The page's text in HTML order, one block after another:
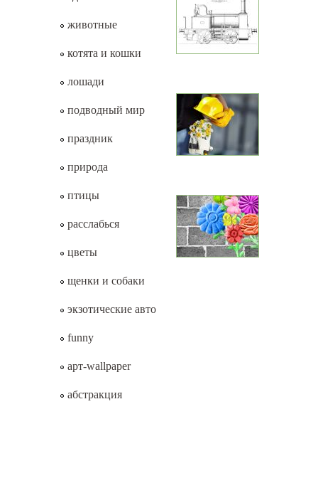
животные
котята и кошки
лошади
подводный мир
праздник
природа
птицы
расслабься
цветы
щенки и собаки
экзотические авто
funny
арт-wallpaper
абстракция